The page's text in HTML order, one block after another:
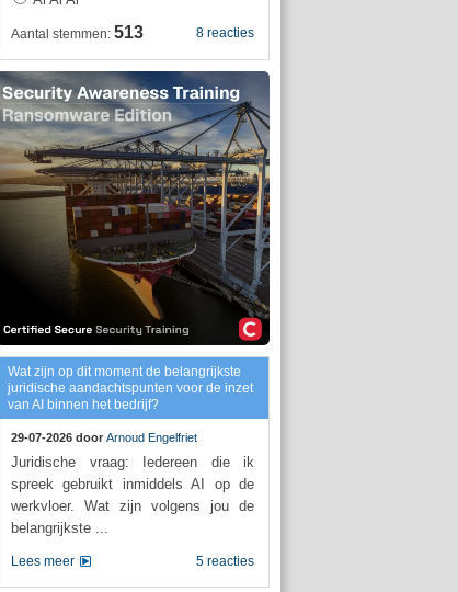
8 reacties
Aantal stemmen: 513
Wat zijn op dit moment de belangrijkste
juridische aandachtspunten voor de inzet
van AI binnen het bedrijf?
29-07-2026 door Arnoud Engelfriet
Juridische vraag: Iedereen die ik
spreek gebruikt inmiddels AI op de
werkvloer. Wat zijn volgens jou de
belangrijkste ...
5 reacties
Lees meer